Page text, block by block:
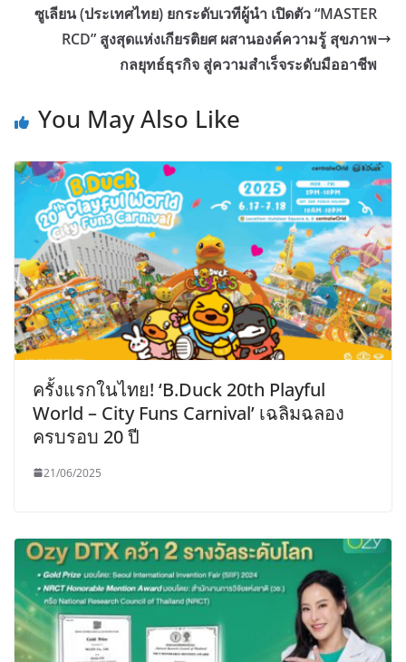
ซูเลียน (ประเทศไทย) ยกระดับเวทีผู้นำ เปิดตัว “MASTER
RCD” สูงสุดแห่งเกียรติยศ ผสานองค์ความรู้ สุขภาพ
กลยุทธ์ธุรกิจ สู่ความสำเร็จระดับมืออาชีพ
You May Also Like
ครั้งแรกในไทย! ‘B.Duck 20th Playful
World – City Funs Carnival’ เฉลิมฉลอง
ครบรอบ 20 ปี
21/06/2025